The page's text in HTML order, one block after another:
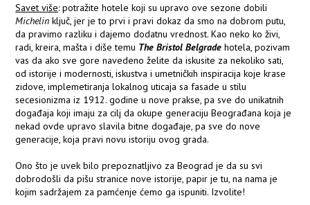
Savet više: potražite hotele koji su upravo ove sezone dobili
Michelin ključ, jer je to prvi i pravi dokaz da smo na dobrom putu,
da pravimo razliku i dajemo dodatnu vrednost. Kao neko ko živi,
radi, kreira, mašta i diše temu The Bristol Belgrade hotela, pozivam
vas da ako sve gore navedeno želite da iskusite za nekoliko sati,
od istorije i modernosti, iskustva i umetničkih inspiracija koje krase
zidove, implemetiranja lokalnog uticaja sa fasade u stilu
secesionizma iz 1912. godine u nove prakse, pa sve do unikatnih
događaja koji imaju za cilj da okupe generaciju Beograđana koja je
nekad ovde upravo slavila bitne događaje, pa sve do nove
generacije, koja pravi novu istoriju ovog grada.
Ono što je uvek bilo prepoznatljivo za Beograd je da su svi
dobrodošli da pišu stranice nove istorije, papir je tu, na nama je
kojim sadržajem za pamćenje ćemo ga ispuniti. Izvolite!